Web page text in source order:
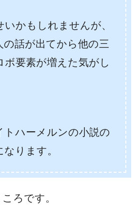
いかもしれませんが、
の話が出てから他の三
ボ要素が増えた気がし
トハーメルンの小説の
ります。
ろです。